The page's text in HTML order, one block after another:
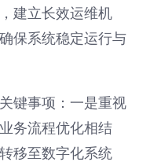
建立长效运维机
保系统稳定运行与
键事项：一是重视
务流程优化相结
移至数字化系统